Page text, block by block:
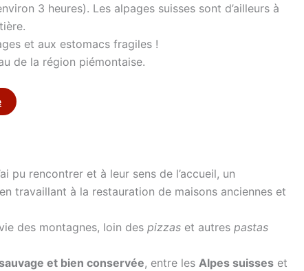
3 heures). Les alpages suisses sont d’ailleurs à
et aux estomacs fragiles !
de la région piémontaise.
pu rencontrer et à leur sens de l’accueil, un
travaillant à la restauration de maisons anciennes et
des montagnes, loin des pizzas et autres pastas
et bien conservée, entre les Alpes suisses et